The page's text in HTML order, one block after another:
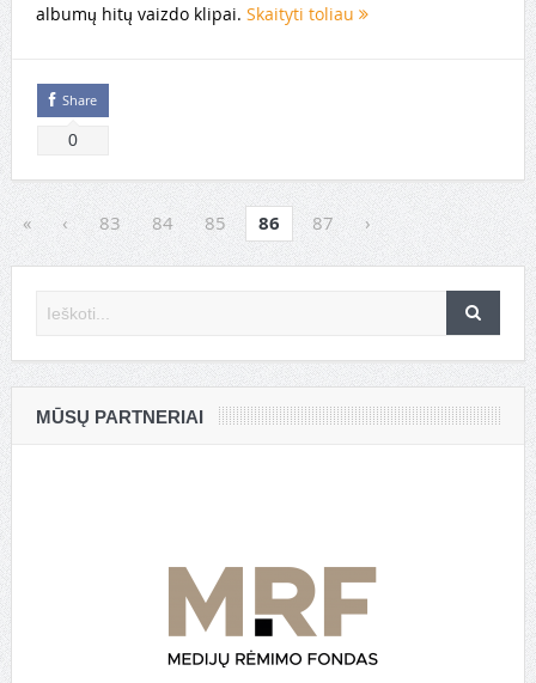
albumų hitų vaizdo klipai. Skaityti toliau
Share
0
« ‹ 83 84 85 86 87 ›
MŪSŲ PARTNERIAI